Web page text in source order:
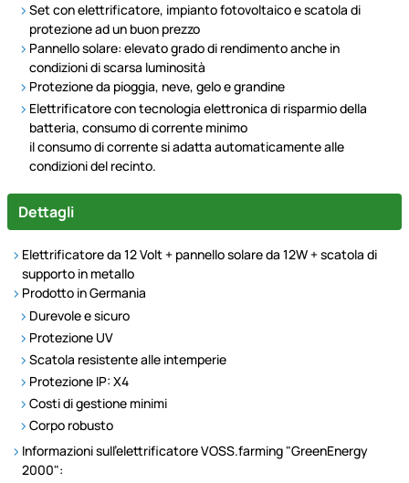
Set con elettrificatore, impianto fotovoltaico e scatola di
protezione ad un buon prezzo
Pannello solare: elevato grado di rendimento anche in
condizioni di scarsa luminosità
Protezione da pioggia, neve, gelo e grandine
Elettrificatore con tecnologia elettronica di risparmio della
batteria, consumo di corrente minimo
il consumo di corrente si adatta automaticamente alle
condizioni del recinto.
Dettagli
Elettrificatore da 12 Volt + pannello solare da 12W + scatola di
supporto in metallo
Prodotto in Germania
Durevole e sicuro
Protezione UV
Scatola resistente alle intemperie
Protezione IP: X4
Costi di gestione minimi
Corpo robusto
Informazioni sull'elettrificatore VOSS.farming "GreenEnergy
2000":